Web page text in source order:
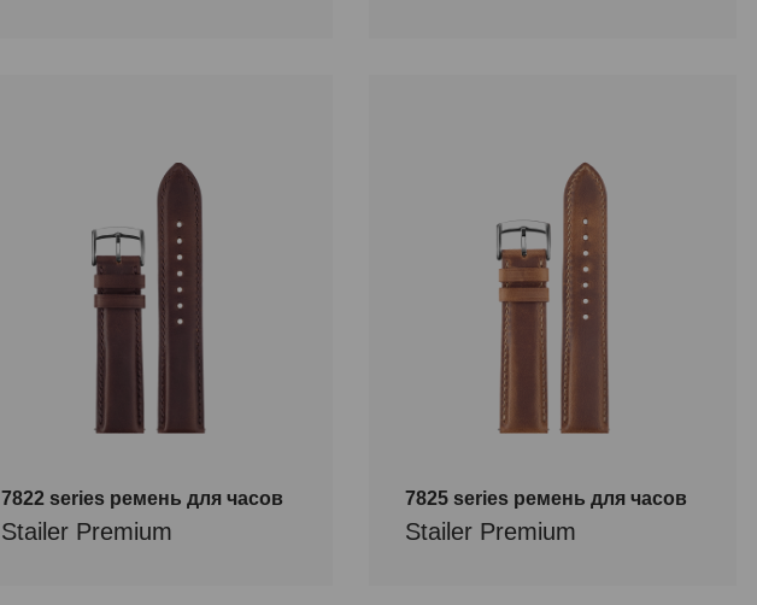
7822 series ремень для часов
Stailer Premium
7825 series ремень для часов
Stailer Premium